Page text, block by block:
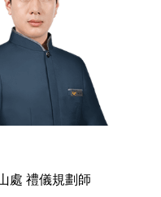
處 禮儀規劃師